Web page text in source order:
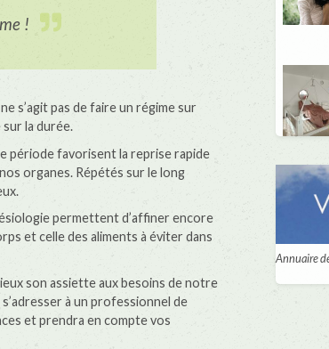
!
s’agit pas de faire un régime sur
la durée.
période favorisent la reprise rapide
organes. Répétés sur le long
permettent d’affiner encore
et celle des aliments à éviter dans
son assiette aux besoins de notre
à un professionnel de
et prendra en compte vos
Annuaire